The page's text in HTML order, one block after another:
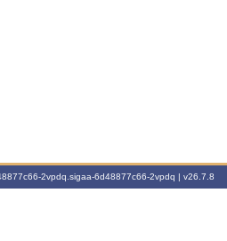
2vpdq.sigaa-6d48877c66-2vpdq | v26.7.8